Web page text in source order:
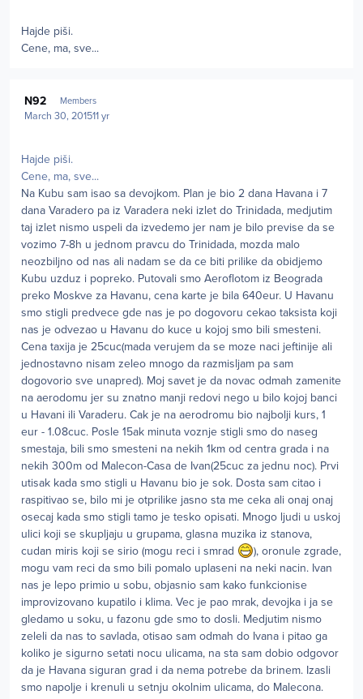
Hajde piši.
Cene, ma, sve...
N92 Members
March 30, 201511 yr
Hajde piši.
Cene, ma, sve...
Na Kubu sam isao sa devojkom. Plan je bio 2 dana Havana i 7
dana Varadero pa iz Varadera neki izlet do Trinidada, medjutim
taj izlet nismo uspeli da izvedemo jer nam je bilo previse da se
vozimo 7-8h u jednom pravcu do Trinidada, mozda malo
neozbiljno od nas ali nadam se da ce biti prilike da obidjemo
Kubu uzduz i popreko. Putovali smo Aeroflotom iz Beograda
preko Moskve za Havanu, cena karte je bila 640eur. U Havanu
smo stigli predvece gde nas je po dogovoru cekao taksista koji
nas je odvezao u Havanu do kuce u kojoj smo bili smesteni.
Cena taxija je 25cuc(mada verujem da se moze naci jeftinije ali
jednostavno nisam zeleo mnogo da razmisljam pa sam
dogovorio sve unapred). Moj savet je da novac odmah zamenite
na aerodomu jer su znatno manji redovi nego u bilo kojoj banci
u Havani ili Varaderu. Cak je na aerodromu bio najbolji kurs, 1
eur - 1.08cuc. Posle 15ak minuta voznje stigli smo do naseg
smestaja, bili smo smesteni na nekih 1km od centra grada i na
nekih 300m od Malecon-Casa de Ivan(25cuc za jednu noc). Prvi
utisak kada smo stigli u Havanu bio je sok. Dosta sam citao i
raspitivao se, bilo mi je otprilike jasno sta me ceka ali onaj onaj
osecaj kada smo stigli tamo je tesko opisati. Mnogo ljudi u uskoj
ulici koji se skupljaju u grupama, glasna muzika iz stanova,
cudan miris koji se sirio (mogu reci i smrad
), oronule zgrade,
mogu vam reci da smo bili pomalo uplaseni na neki nacin. Ivan
nas je lepo primio u sobu, objasnio sam kako funkcionise
improvizovano kupatilo i klima. Vec je pao mrak, devojka i ja se
gledamo u soku, u fazonu gde smo to dosli. Medjutim nismo
zeleli da nas to savlada, otisao sam odmah do Ivana i pitao ga
koliko je sigurno setati nocu ulicama, na sta sam dobio odgovor
da je Havana siguran grad i da nema potrebe da brinem. Izasli
smo napolje i krenuli u setnju okolnim ulicama, do Malecona.